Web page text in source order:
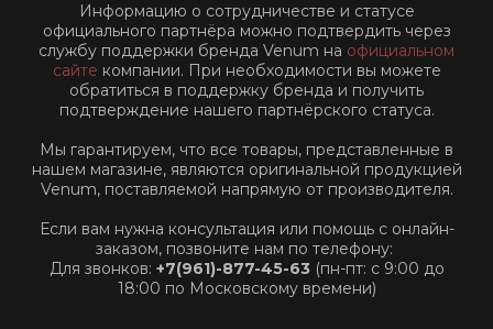
Информацию о сотрудничестве и статусе
официального партнёра можно подтвердить через
службу поддержки бренда Venum на официальном
сайте компании. При необходимости вы можете
обратиться в поддержку бренда и получить
подтверждение нашего партнёрского статуса.
Мы гарантируем, что все товары, представленные в
нашем магазине, являются оригинальной продукцией
Venum, поставляемой напрямую от производителя.
Если вам нужна консультация или помощь с онлайн-
заказом, позвоните нам по телефону:
Для звонков: +7(961)-877-45-63 (пн-пт: с 9:00 до
18:00 по Московскому времени)